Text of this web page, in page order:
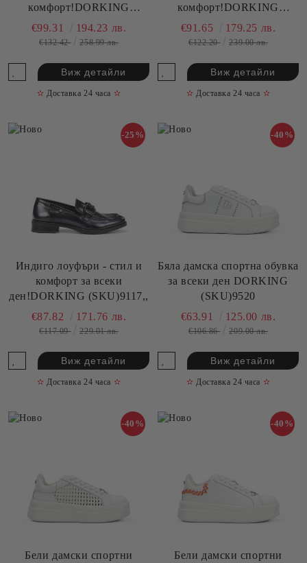
комфорт!DORKING
(SKU)9618
€99.31 194.23 лв.
€132.42 258.99 лв.
Виж детайли
✫ Доставка 24 часа ✫
комфорт!DORKING
(SKU)9614
€91.65 179.25 лв.
€122.20 239.00 лв.
Виж детайли
✫ Доставка 24 часа ✫
Индиго лоуфъри - стил и
комфорт за всеки
ден!DORKING (SKU)9117,,
-25%
€87.82 171.76 лв.
€117.09 229.01 лв.
Виж детайли
✫ Доставка 24 часа ✫
Бяла дамска спортна обувка
за всеки ден DORKING
(SKU)9520
-40%
€63.91 125.00 лв.
€106.86 209.00 лв.
Виж детайли
✫ Доставка 24 часа ✫
Бели дамски спортни
-40%
Бели дамски спортни
-40%